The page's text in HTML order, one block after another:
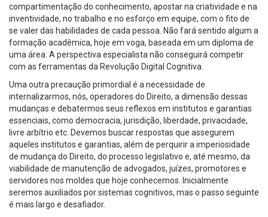
compartimentação do conhecimento, apostar na criatividade e na
inventividade, no trabalho e no esforço em equipe, com o fito de
se valer das habilidades de cada pessoa. Não fará sentido algum a
formação acadêmica, hoje em voga, baseada em um diploma de
uma área. A perspectiva especialista não conseguirá competir
com as ferramentas da Revolução Digital Cognitiva.
Uma outra precaução primordial é a necessidade de
internalizarmos, nós, operadores do Direito, a dimensão dessas
mudanças e debatermos seus reflexos em institutos e garantias
essenciais, como democracia, jurisdição, liberdade, privacidade,
livre arbítrio etc. Devemos buscar respostas que assegurem
aqueles institutos e garantias, além de perquirir a imperiosidade
de mudança do Direito, do processo legislativo e, até mesmo, da
viabilidade de manutenção de advogados, juízes, promotores e
servidores nos moldes que hoje conhecemos. Inicialmente
seremos auxiliados por sistemas cognitivos, mas o passo seguinte
é mais largo e desafiador.